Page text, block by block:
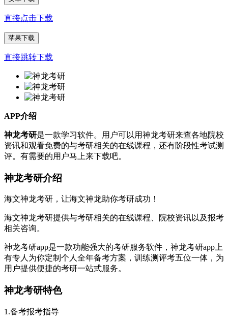
直接点击下载
苹果下载
直接跳转下载
APP介绍
神龙考研是一款学习软件。用户可以用神龙考研来查各地院校
资讯和观看免费的与考研相关的在线课程，还有阶段性考试测
评。有需要的用户马上来下载吧。
神龙考研介绍
海文神龙考研，让海文神龙助你考研成功！
海文神龙考研提供与考研相关的在线课程、院校资讯以及报考
相关咨询。
神龙考研app是一款功能强大的考研服务软件，神龙考研app上
有专人为你定制个人全年备考方案，训练测评考五位一体，为
用户提供便捷的考研一站式服务。
神龙考研特色
1.备考报考指导